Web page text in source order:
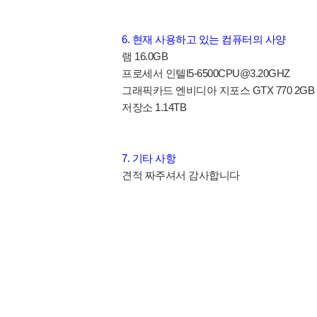
6. 현재 사용하고 있는 컴퓨터의 사양
램 16.0GB
프로세서 인텔I5-6500CPU@3.20GHZ
그래픽카드 엔비디아 지포스 GTX 770 2GB
저장소 1.14TB
7. 기타 사항
견적 짜주셔서 감사합니다